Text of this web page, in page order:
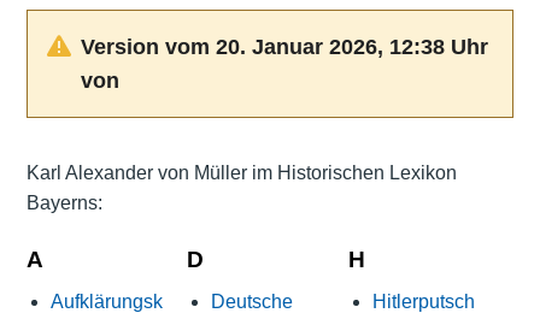
Version vom 20. Januar 2026, 12:38 Uhr
von
Karl Alexander von Müller im Historischen Lexikon
Bayerns:
A
Aufklärungsk
D
Deutsche
H
Hitlerputsch